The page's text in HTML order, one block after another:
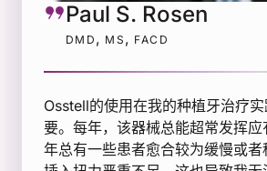
Paul S. Rosen
DMD , MS , FACD
Osstell的使用在我的种植牙治疗
要。每年，该器械总能超常发挥
年总有一些患者愈合较为缓慢或